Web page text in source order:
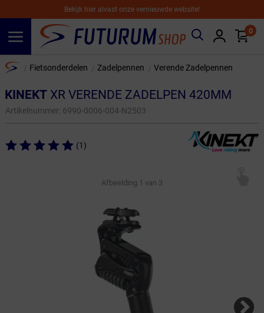
Bekijk hier alvast onze vernieuwde website!
0
Home Fietsonderdelen Zadelpennen Verende Zadelpennen
KINEKTXR VERENDE ZADELPEN 420MM
Artikelnummer: 6990-0006-004-N2503
(1)
Afbeelding 1 van 3